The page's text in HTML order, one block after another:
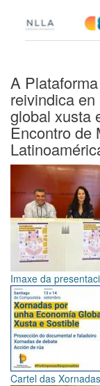
A
reivindica
global xusta
Encontro de
Imaxe da
Cartel das Xornadas